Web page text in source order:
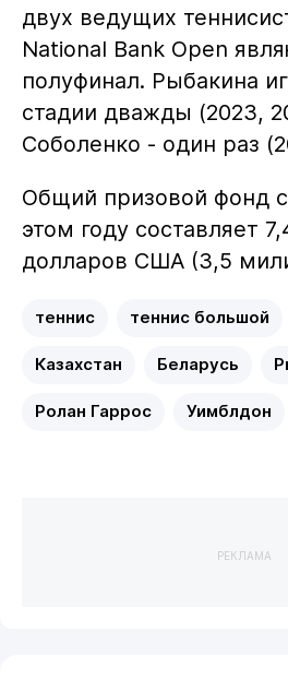
двух ведущих
National Bank Open
полуфинал. Рыбакина
стадии дважды (2023,
Соболенко - один раз
Общий призовой фонд
этом году составляет
долларов США (3,5
теннис теннис большой
Казахстан Беларусь
Ролан Гаррос Уимблдон
РЕКЛАМА